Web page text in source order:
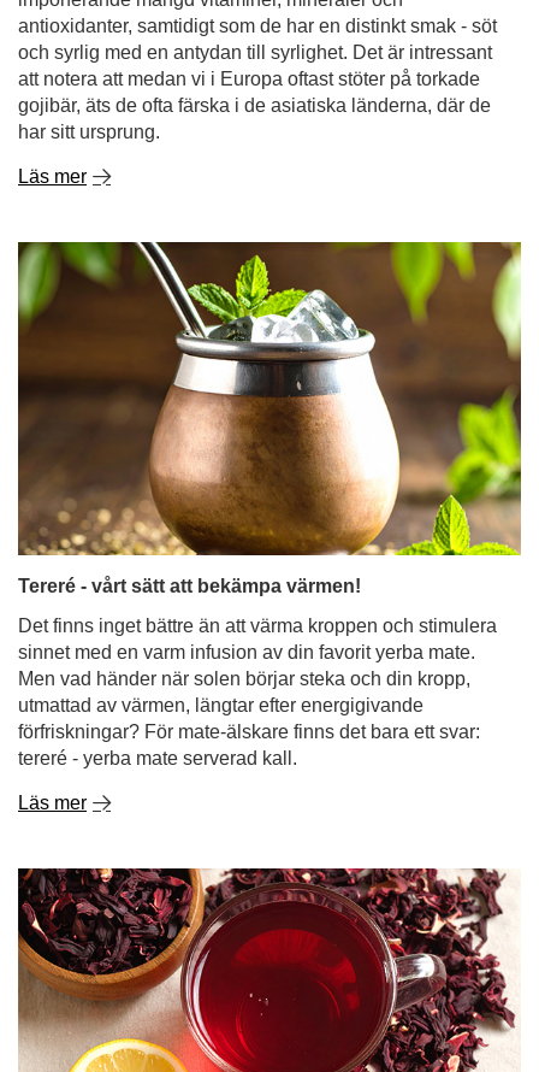
Läs mer
Tereré - vårt sätt att bekämpa värmen!
Det finns inget bättre än att värma kroppen och stimulera
sinnet med en varm infusion av din favorit yerba mate.
Men vad händer när solen börjar steka och din kropp,
utmattad av värmen, längtar efter energigivande
förfriskningar? För mate-älskare finns det bara ett svar:
Läs mer
Hibiskuste - syrlig smak, livlig färg, oändliga